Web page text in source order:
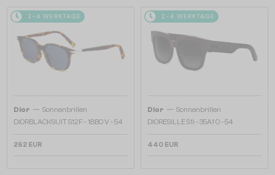
2-4 WERKTAGE
Dior — Sonnenbrillen
DIORBLACKSUIT S12F - 18B0 V - 54
262 EUR
2-4 WERKTAGE
Dior — Sonnenbrillen
DIORESILLE S1I - 35A1 O - 54
440 EUR